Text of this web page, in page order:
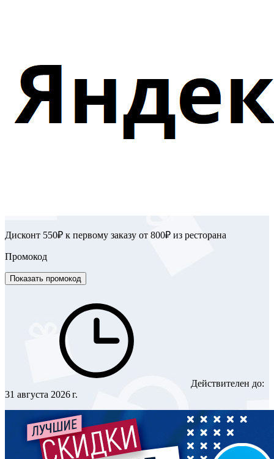
Дисконт 550₽ к первому заказу от 800₽ из ресторана
Промокод
Показать промокод
Действителен до:
31 августа 2026 г.